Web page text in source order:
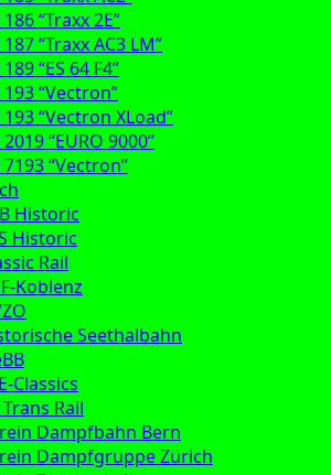
186 “Traxx 2E”
187 “Traxx AC3 LM”
189 “ES 64 F4”
193 “Vectron”
193 “Vectron XLoad”
2019 “EURO 9000”
7193 “Vectron”
Historic
Historic
Rail
Koblenz
Seethalbahn
Classics
Trans Rail
Dampfbahn Bern
Dampfgruppe Zürich